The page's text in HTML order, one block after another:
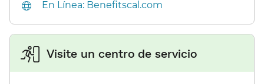
En Línea: Benefitscal.com​​
Visite un centro de servicio​​